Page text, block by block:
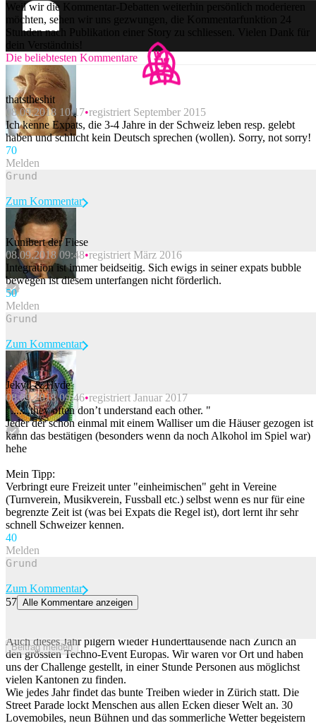
Weil wir die Kommentar-Debatten weiterhin persönlich moderieren
möchten, sehen wir uns gezwungen, die Kommentarfunktion 24
Stunden nach Publikation einer Story zu schliessen. Vielen Dank für
dein Verständnis!
Die beliebtesten Kommentare
thatstheshit
08.09.2018 10:17 registriert September 2015
Ich kenne Expats, die 3-4 Jahre in der Schweiz leben resp. gelebt
haben und schlicht kein Deutsch sprechen (wollen). Sorry, not sorry!
70
Melden
Beitrag melden
Zum Kommentar
Kunibert der Fiese
08.09.2018 09:48 registriert März 2016
Integration ist immer beidseitig. Sich ewigs in seiner expats bubble
bewegen ist diesem unterfangen nicht förderlich.
50
Melden
Beitrag melden
Zum Kommentar
Jekyll & Hyde
08.09.2018 09:46 registriert Januar 2017
".......they often don’t understand each other. "
Jeder der schon einmal mit einem Walliser um die Häuser gezogen ist
kann das bestätigen (besonders wenn da noch Alkohol im Spiel war)
hehe
Mein Tipp:
Verbringt eure Freizeit unter "einheimischen" geht in Vereine
(Turnverein, Musikverein, Fussball etc.) selbst wenn es nur für eine
begrenzte Zeit ist (was bei Expats die Regel ist), dort lernt ihr sehr
schnell Schweizer kennen.
40
Melden
Beitrag melden
Zum Kommentar
57 Alle Kommentare anzeigen
Auch dieses Jahr pilgern wieder Hunderttausende nach Zürich an
den grössten Techno-Event Europas. Wir waren vor Ort und haben
uns der Challenge gestellt, in einer Stunde Personen aus möglichst
vielen Kantonen zu finden.
Wie jedes Jahr findet das bunte Treiben wieder in Zürich statt. Die
Street Parade lockt Menschen aus allen Ecken dieser Welt an. 30
Lovemobiles, neun Bühnen und das sommerliche Wetter begeistern